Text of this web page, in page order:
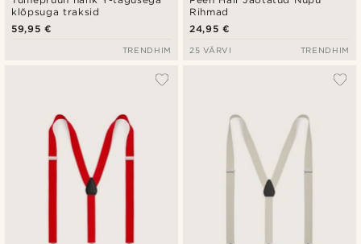
klõpsuga traksid
59,95 €
TRENDHIM
Rihmad
24,95 €
25 VÄRVI TRENDHIM